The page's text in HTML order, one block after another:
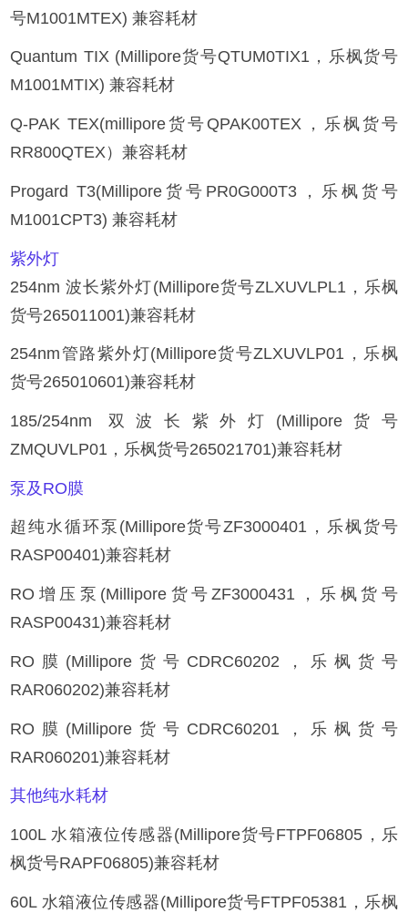
号M1001MTEX) 兼容耗材
Quantum TIX (Millipore货号QTUM0TIX1，乐枫货号
M1001MTIX) 兼容耗材
Q-PAK TEX(millipore货号QPAK00TEX，乐枫货号
RR800QTEX）兼容耗材
Progard T3(Millipore货号PR0G000T3，乐枫货号
M1001CPT3) 兼容耗材
紫外灯
254nm 波长紫外灯(Millipore货号ZLXUVLPL1，乐枫
货号265011001)兼容耗材
254nm管路紫外灯(Millipore货号ZLXUVLP01，乐枫
货号265010601)兼容耗材
185/254nm 双波长紫外灯(Millipore货号
ZMQUVLP01，乐枫货号265021701)兼容耗材
泵及 RO膜
超纯水循环泵(Millipore货号ZF3000401，乐枫货号
RASP00401)兼容耗材
RO增压泵(Millipore货号ZF3000431，乐枫货号
RASP00431)兼容耗材
RO膜(Millipore货号CDRC60202，乐枫货号
RAR060202)兼容耗材
RO膜(Millipore货号CDRC60201，乐枫货号
RAR060201)兼容耗材
其他纯水耗材
100L 水箱液位传感器(Millipore货号FTPF06805，乐
枫货号RAPF06805)兼容耗材
60L 水箱液位传感器(Millipore货号FTPF05381，乐枫